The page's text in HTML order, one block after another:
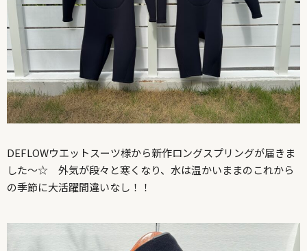
DEFLOWウエットスーツ様から新作ロングスプリングが届きま
した〜☆ 外気が段々と寒くなり、水は温かいままのこれから
の季節に大活躍間違いなし！！